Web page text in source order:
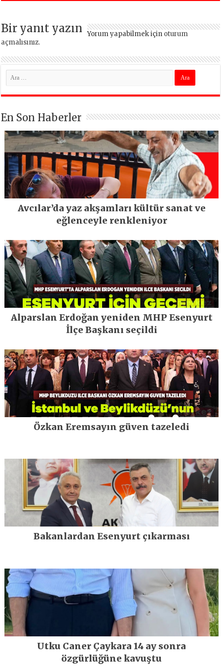
Emeğiyle Son
Festivali
Gerçekleşti
İlgi Gördü!..
Bir yanıt yazın Yorum yapabilmek için oturum
açmalısınız.
En Son Haberler
Avcılar’da yaz akşamları kültür sanat ve
eğlenceyle renkleniyor
Alparslan Erdoğan yeniden MHP Esenyurt
İlçe Başkanı seçildi
Özkan Eremsayın güven tazeledi
Bakanlardan Esenyurt çıkarması
Utku Caner Çaykara 14 ay sonra
özgürlüğüne kavuştu